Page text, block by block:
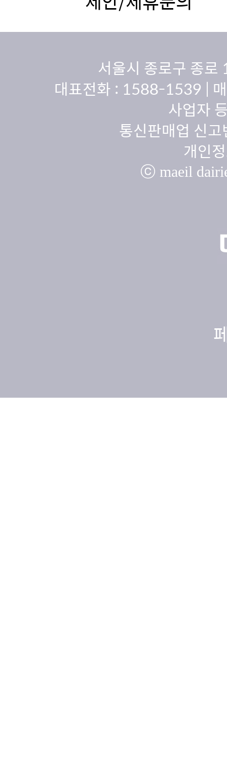
서울시 종로구 종
대표전화 : 1588-1539 |
사업자
통신판매업 신
개인
ⓒ maeil